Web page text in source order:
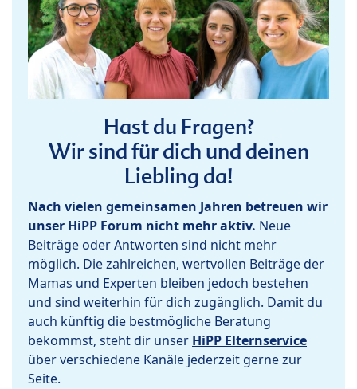
Hast du Fragen?
Wir sind für dich und deinen
Liebling da!
Nach vielen gemeinsamen Jahren betreuen wir
unser HiPP Forum nicht mehr aktiv. Neue
Beiträge oder Antworten sind nicht mehr
möglich. Die zahlreichen, wertvollen Beiträge der
Mamas und Experten bleiben jedoch bestehen
und sind weiterhin für dich zugänglich. Damit du
auch künftig die bestmögliche Beratung
bekommst, steht dir unser HiPP Elternservice
über verschiedene Kanäle jederzeit gerne zur
Seite.